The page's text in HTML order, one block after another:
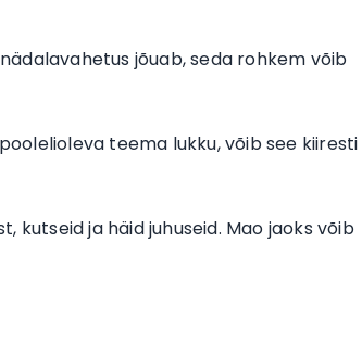
jõuab, seda rohkem võib
teema lukku, võib see kiiresti
kutseid ja häid juhuseid. Mao jaoks võib